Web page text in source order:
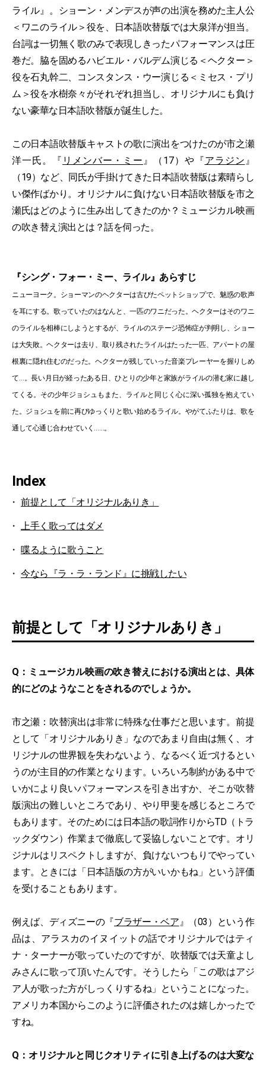
ライル』。ショーン・メンデスが声の出演を務めた主人公
＜ワニのライル＞役を、日本語吹替版では大泉洋が担当。
台詞は一切無く歌のみで表現しきったパフォーマンスは圧
巻だ。脇を固めるハビエル・バルデム演じる＜ヘクター＞
役を石丸幹二、コンスタンス・ウー演じる＜ミセス・プリ
ム＞役を水樹奈々がそれぞれ担当し、オリジナルにも負け
ない豪華な日本語吹替版が誕生した。
この日本語吹替版キャストの歌に演出をつけたのが市之瀬
洋一氏。『 リメンバー・ミー 』（17）や『アラジン 』
（19）など、同氏が手掛けてきた日本語吹替版は素晴らし
い傑作ばかり。オリジナルに負けない日本語吹替版を市之
瀬氏はどのように生み出してきたのか？ミュージカル映画
の吹き替え演出とは？話を伺った。
『シング・フォー・ミー、ライル』あらすじ
ニューヨーク。ショーマンのヘクターは古びたペットショップで、魅惑の歌声
を耳にする。歌っていたのはなんと、一匹のワニだった。ヘクターはそのワニ
のライルを相棒にしようとするが、ライルのステージ恐怖症が判明し、ショー
は大失敗。ヘクターは去り、取り残されたライルはたった一匹、アパートの屋
根裏に隠れ住むのだった。ヘクターが残していった音楽プレーヤーを握りしめ
て…。長い月日が経ったある日、ひとりの少年と家族がライルの潜む家に越し
てくる。その少年ジョシュもまた、ライルと同じく心に深い孤独を抱えてい
た。ジョシュを前に再びゆっくりと歌い始めるライル。やがてふたりは、歌を
通して心通じ合わせていく……。
Index
前提として「オリジナルありき」
上手く歌ってはダメ
喋るように歌うこと
今なら『ラ・ラ・ランド』に挑戦したい
前提として「オリジナルありき」
Q：ミュージカル映画の吹き替えにおける演出とは、具体
的にどのようなことをされるのでしょうか。
市之瀬：吹替演出は非常に特殊な仕事だと思います。前提
として「オリジナルありき」なのであまり自由は無く、オ
リジナルの世界観を失わないよう、なるべく近づけるとい
うのが主目的の作業となります。いろいろ制約がある中で
いかにより良いパフォーマンスを引き出すか、そこが吹替
版演出の難しいところであり、やり甲斐を感じるところで
もあります。そのためには日本語の歌詞作りからTD（トラ
ックダウン）作業まで徹底して妥協しないことです。オリ
ジナルはリスペクトしますが、負けないつもりでやってい
ます。ときには「日本語版の方がいいかもね」という評価
を受けることもあります。
例えば、ディズニーの『ブラザー・ベア』（03）という作
品は、アラスカのイヌイットの話でオリジナルではティ
ナ・ターナーが歌っていたのですが、吹替版では天童よし
みさんに歌って頂いたんです。そうしたら「この歌はアジ
ア人が歌った方がしっくりするね」ということになった。
アメリカ本国からこのように評価されたのは嬉しかったで
すね。
Q：オリジナルと同じクオリティに引き上げるのは大変な